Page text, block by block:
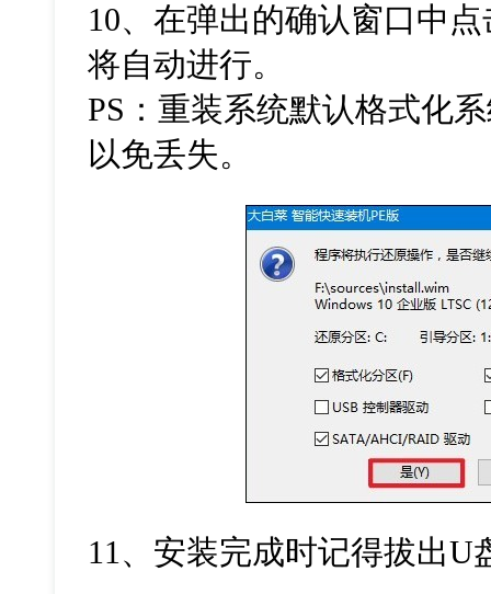
10、在弹出的确认窗口中
将自动进行。
PS：重装系统默认格式化
以免丢失。
11、安装完成时记得拔出U